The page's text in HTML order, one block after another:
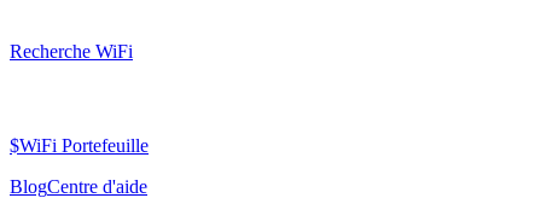
Recherche WiFi
$WiFi Portefeuille
BlogCentre d'aide